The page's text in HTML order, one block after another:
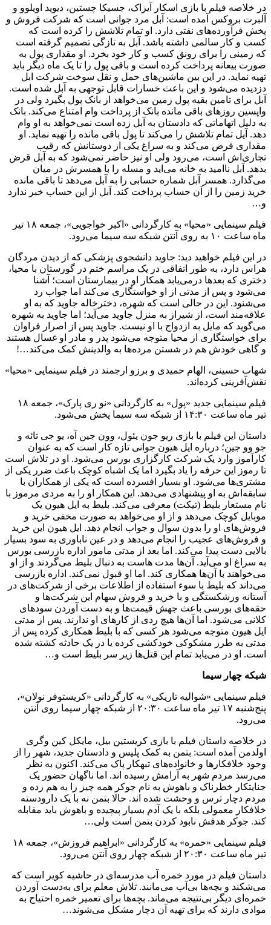
در خلاصه فیلم با بازی اسکار آیزاک، جسیکا چستین، دیوید اویلوو و
آلبرت بروکس آمده است: آبل مرد جوانی است که شرکت فروش و
پخش فرآورده‌های نفتی دارد. او تمام تلاشش را کرده است که
کسب و کار سالمی داشته باشد. آبل به تازگی تصمیم گرفته است
که زمینی را برای رونق کسب و کار خود بخرد. او مقداری پول به
صورت بیعانه پرداخت کرده است و باقی پول را تا یک ماه دیگر باید
تهیه نماید. در این بین ماشین‌های حمل و نقل سوخت شرکت ابل
دزدیده می‌شود و این باعث خسارات قابل توجهی به آبل شده است.
آبل برای تامین بقیه پول زمین می‌خواهد از بانک پول بگیرد ولی در
واپسین روزهای باقی مانده بانک از پرداخت وام امتناع می‌کند. بانک
به دلیل اتهاماتی که دادستان به آبل زده است نمی‌خواهد به او وام
دهد. آیل تمام تلاشش را می‌کند تا پول باقی مانده را تهیه نماید. او
مقداری قرض می‌کند و به سراغ یکی از دوستانش که رقیب
تجاری‌اش است، می‌رود ولی او نیز حاضر نمی‌شود که به آبل قرض
بدهد. آبل ناامید به خانه می‌اید و مسله را با همسرش در میان
می‌گذارد. همسر آبل شماره حسابی را به آبل می‌دهد تا باقی مانده
خرید زمین را از آن حساب پرداخت کند. آبل از این حساب خبر ندارد
و…
فیلم سینمایی «محیا» به کارگردانی «اکبر خواجویی»، جمعه ۱۸ تیر
ماه ساعت ۱۰ به روی آنتن شبکه سه سیما می‌رود.
در این فیلم خواهید دید: جاوید دانشجوی پزشکی که از دیدن مردگان
هراس دارد، به طور اتفاقی در یک مراسم ختم در گورستان با محیا،
دختری که بعدها درمی‌یابد همکار او در بیمارستان است؛ آشنا
می‌شود و پس از مدتی از او خواستگاری می‌کند اما جواب رد
می‌شنود. این در حالی است که شهره، دخترخاله جاوید که به او
علاقه‌مند است، از شیراز به منزل جاوید می‌آید؛ اما جاوید به شهره
می‌گوید که مایل به ازدواج با او نیست. جاوید پس از اصرار فراوان
برای خواستگاری از محیا متوجه می‌شود پدر و مادر او غسال هستند
و گاهی خودش هم در شستن مرده‌ها به والدینش کمک می‌کند…!
شهاب حسینی، الهام حمیدی و برزو ارجمند در فیلم سینمایی «محیا»
نقش‌آفرینی کرده‌اند.
فیلم سینمایی جدید «پول» به کارگردانی «نو ری پارک»، جمعه ۱۸
تیر ماه ساعت ۱۴:۳۰ از شبکه سه سیما پخش می‌شود.
داستان این فیلم با بازی ریو جون یئول، وون جین آه، یو جی تائه و
جو وو جین؛ درباره ایل هیون جوانی تازه کار است که به عنوان
کارآموز وارد یک شرکت کارگزاری بورس می‌شود. او در تلاش است
تا رموز این حرفه را یاد بگیرد اما یک اشباه کوچک باعث ضرر یکی از
مشتری‌ها می‌شود. او بسیار افسرده است که یکی از همکاران با
سابقه‌اش به او پیشنهادی می‌دهد. این همکار او را به مردی مرموز با
نام مستعار بلیط (تیکت) معرفی می‌کند. بلیط به ایل هیون یک
موبایل کوچک می‌دهد و از او می‌خواهد به صورت مخفی خرید و
فروش‌های او را بدون سوال و جواب انجام دهد. ایل هیون این خرید
و فروش‌های عجیب را انجام می‌دهد و در عین ناباوری به سود بسیار
بالایی دست پیدا می‌کند. اما بعد از مدتی مامور اداره بازرسی بورس
به سراغ او می‌آید. آن‌ها مدت هاست به دنبال بلیط می‌گردند و از او
می‌خواهند با آن‌ها همکاری کند. اما او قبول نمی‌کند. اداره بازرسی
می‌داند که بلیط با سوء استفاده از اطلاعات برخی از شرکت‌های در
آستانه ورشکستگی و با خرید و فروش سهام این شرکت‌ها و
حقه‌های بورسی باعث جهش قیمت‌ها و به دست آوردن سودهای
کلانی می‌شود. اما آن‌ها هیچ ردی از کارهای او ندارند. پس از مدتی
ایل هیون متوجه می‌شود هر کسی که با بلیط همکاری کرده پس از
مدتی به طرز مشکوکی خودکشی کرده یا در یک حادثه کشته شده
است. او در می‌یابد تمام این قتل‌ها زیر سر بلیط است و…
شبکه چهار سیما
فیلم سینمایی «شوالیه تاریکی» به کارگردانی «کریستوفر نولان»،
پنج‌شنبه ۱۷ تیر ماه ساعت ۲۰:۳۰ از شبکه چهار سیما روی آنتن
می‌رود.
در خلاصه داستان فیلم با بازی کریستین بیل، مایکل کین وگری
اولدمن آمده است: بتمن به کمک پلیس و دادستان جدید، شهر را از
وجود خلافکارها و خانواده‌های تبهکار پاک می‌کند. اکنون به نظر
می‌رسد مردم شهر به آرامش رسیده اند. اما ناگهان حضور یک
جنایتکار خطرناک و باهوش به نام جوکر همه چیز را به هم زده و
مردم دچار ترس و وحشت شده اند. حالا بتمن نه با یک دارودسته
خلافکار معمولی بلکه با یک آدم بسیار پیچیده و باهوش باید مقابله
کند. جوکر هدفش نابود کردن بتمن است ولی…
فیلم سینمایی «خمره» به کارگردانی «ابراهیم فروزش»، جمعه ۱۸
تیر ماه ساعت ۲۰:۳۰ از شبکه چهار روی آنتن می‌رود.
داستان فیلم در مورد خمره آب مدرسه‌ای در حاشیه کویر است که
می‌شکند و بچه‌ها بی‌آب می‌مانند. تلاش معلم برای به‌دست آوردن
خمره‌ای دیگر بی‌نتیجه می‌ماند. بچه‌ها برای تعمیر خمره احتیاج به
موادی دارند که برای تهیه آن دچار مشکل می‌شوند…